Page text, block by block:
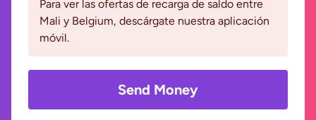
Para ver las ofertas de recarga de saldo entre
Mali y Belgium, descárgate nuestra aplicación
móvil.
Send Money